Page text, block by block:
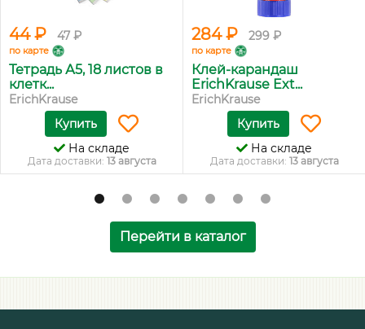
44 ₽ 47 ₽
по карте
Тетрадь А5, 18 листов в
клетк...
ErichKrause
Купить
На складе
Дата доставки: 13 августа
284 ₽ 299 ₽
по карте
Клей-карандаш
ErichKrause Ext...
ErichKrause
Купить
На складе
Дата доставки: 13 августа
Перейти в каталог